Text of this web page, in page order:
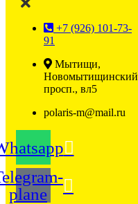
+7 (926) 101-73-
91
Мытищи,
Новомытищинский
просп., вл5
polaris-m@mail.ru
plane